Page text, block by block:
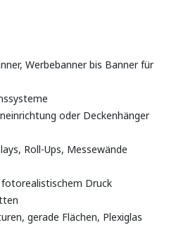
Werbebanner bis Banner für
oder Deckenhänger
Roll-Ups, Messewände
Druck
gerade Flächen, Plexiglas